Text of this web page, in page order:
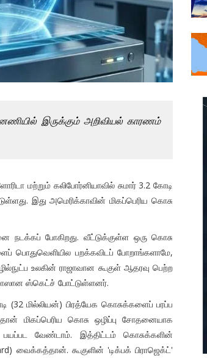
இருக்கும் அறிவியல் காரணம்
மற்றும் கலிபோர்னியாவில் சுமார் 3.2 கோடி
இது அமெரிக்காவின் மிகப்பெரிய கொசு
நடக்கப் போகிறது. வீட்டுக்குள்ள ஒரு கொசு
பொதுவெளியில பறக்கவிடப் போறாங்களாமே,
உலகின் ராஜாவான கூகுள் ஆதரவு பெற்ற
ஸ்கெட்ச் போட்டுள்ளனர்.
(32 மில்லியன்) பிரத்யேக கொசுக்களைப் பரப்ப
மிகப்பெரிய கொசு ஒழிப்பு சோதனையாக
வேண்டாம். இத்திட்டம் கொசுக்களின்
வைக்கத்தான். கூகுளின் 'டிக்பக் பிராஜெக்ட்'